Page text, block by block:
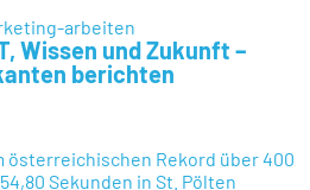
Wissen und Zukunft –
berichten